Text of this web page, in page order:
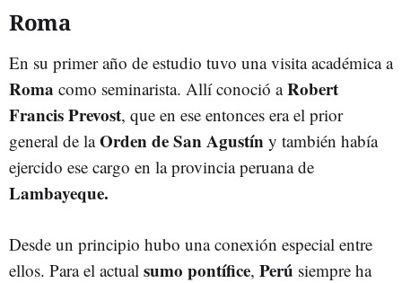
Roma
En su primer año de estudio tuvo una visita académica a
Roma como seminarista. Allí conoció aRobert
Francis Prevost, que en ese entonces era el prior
general de laOrden de San Agustín y también había
ejercido ese cargo en la provincia peruana de
Lambayeque.
Desde un principio hubo una conexión especial entre
ellos. Para el actual sumo pontífice, Perú siempre ha